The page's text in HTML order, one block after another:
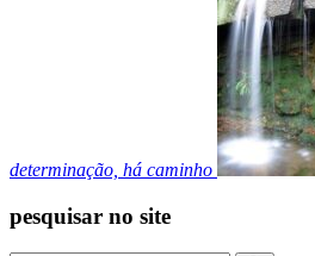
determinação, há caminho
pesquisar no site